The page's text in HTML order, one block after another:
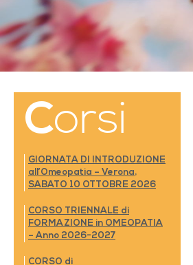
Corsi
GIORNATA DI INTRODUZIONE
all’Omeopatia – Verona,
SABATO 10 OTTOBRE 2026
CORSO TRIENNALE di
FORMAZIONE in OMEOPATIA
– Anno 2026-2027
CORSO di